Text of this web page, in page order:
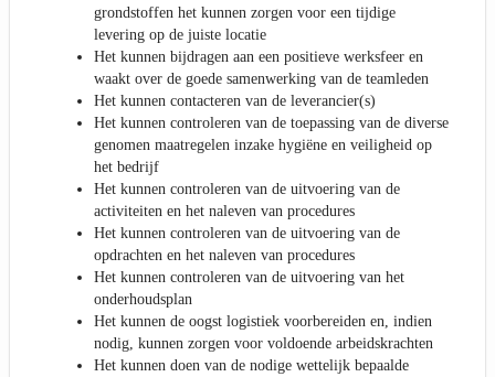
grondstoffen het kunnen zorgen voor een tijdige
levering op de juiste locatie
Het kunnen bijdragen aan een positieve werksfeer en
waakt over de goede samenwerking van de teamleden
Het kunnen contacteren van de leverancier(s)
Het kunnen controleren van de toepassing van de diverse
genomen maatregelen inzake hygiëne en veiligheid op
het bedrijf
Het kunnen controleren van de uitvoering van de
activiteiten en het naleven van procedures
Het kunnen controleren van de uitvoering van de
opdrachten en het naleven van procedures
Het kunnen controleren van de uitvoering van het
onderhoudsplan
Het kunnen de oogst logistiek voorbereiden en, indien
nodig, kunnen zorgen voor voldoende arbeidskrachten
Het kunnen doen van de nodige wettelijk bepaalde